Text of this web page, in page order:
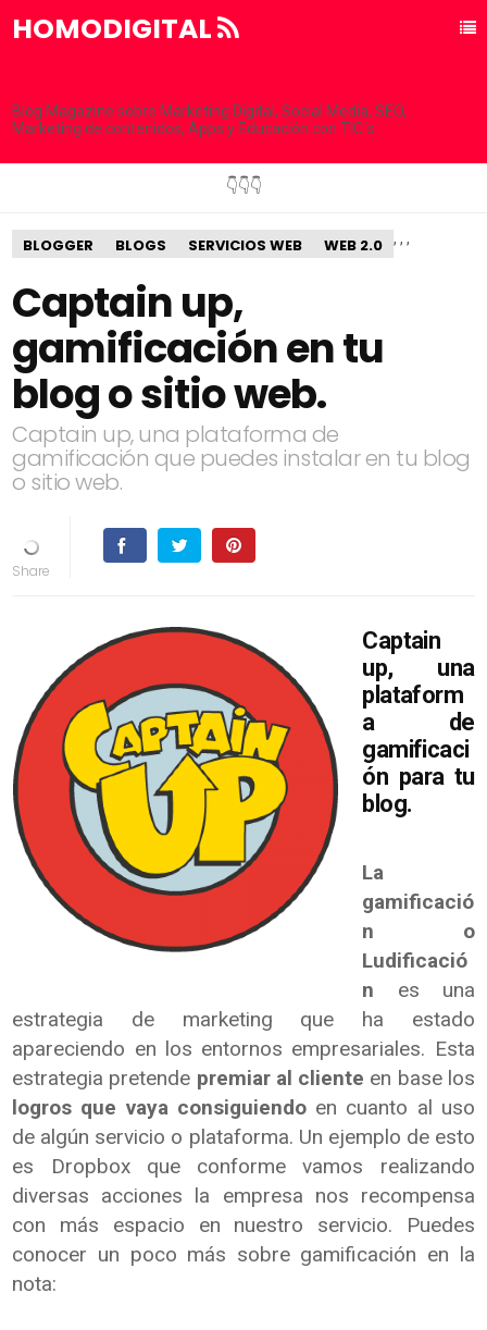
HOMODIGITAL
Blog Magazine sobre Marketing Digital, Social Media, SEO,
Marketing de contenidos, Apps y Educación con TIC´s
👇👇👇
BLOGGER ,
BLOGS ,
SERVICIOS WEB ,
WEB 2.0
Captain up,
gamificación en tu
blog o sitio web.
Captain up, una plataforma de
gamificación que puedes instalar en tu blog
o sitio web.
Captain
up, una
plataform
a de
gamificaci
ón para tu
blog.
La
gamificació
n o
Ludificació
n es una
estrategia de marketing que ha estado
apareciendo en los entornos empresariales. Esta
estrategia pretende premiar al cliente en base los
logros que vaya consiguiendoen cuanto al uso
de algún servicio o plataforma. Un ejemplo de esto
es Dropbox que conforme vamos realizando
diversas acciones la empresa nos recompensa
con más espacio en nuestro servicio. Puedes
conocer un poco más sobre gamificación en la
nota: